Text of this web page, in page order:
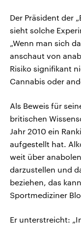
Der Präsident der
sieht solche
„Wenn man sich
anschaut von
Risiko signifikant
Cannabis oder
Als Beweis für
britischen
Jahr 2010 ein
aufgestellt hat.
weit über
darzustellen und
beziehen, das
Sportmediziner
Er unterstreicht: